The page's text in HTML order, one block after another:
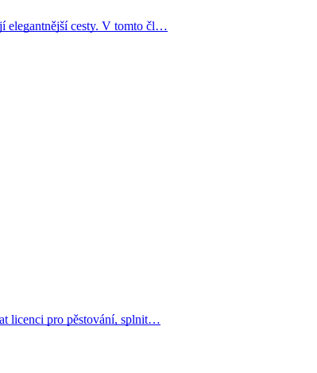
elegantnější cesty. V tomto čl…
licenci pro pěstování, splnit…